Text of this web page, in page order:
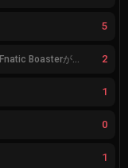
5
DFM xnfriのプレイを批判したアナリストにFnatic Boasterが反応「DFMは仕組みの強化が必要なだけ」 2
1
0
1